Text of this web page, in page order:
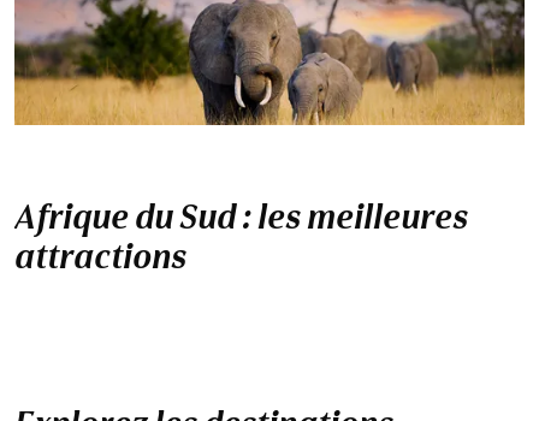
Afrique du Sud : les meilleures
attractions